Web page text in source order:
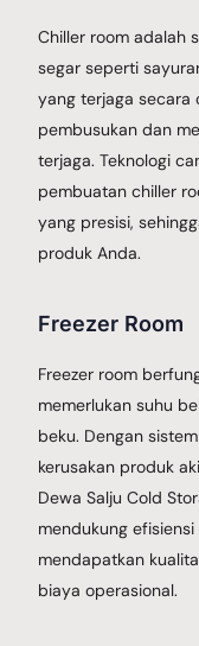
Chiller room adalah
segar seperti
yang terjaga secara
pembusukan dan
terjaga. Teknologi
pembuatan chiller
yang presisi,
produk Anda.
Freezer Room
Freezer room
memerlukan suhu
beku. Dengan
kerusakan produk
Dewa Salju Cold
mendukung
mendapatkan
biaya operasional.